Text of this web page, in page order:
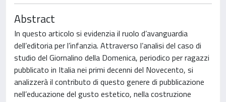
Abstract
In questo articolo si evidenzia il ruolo d’avanguardia
dell’editoria per l’infanzia. Attraverso l’analisi del caso di
studio del Giornalino della Domenica, periodico per ragazzi
pubblicato in Italia nei primi decenni del Novecento, si
analizzerà il contributo di questo genere di pubblicazione
nell’educazione del gusto estetico, nella costruzione